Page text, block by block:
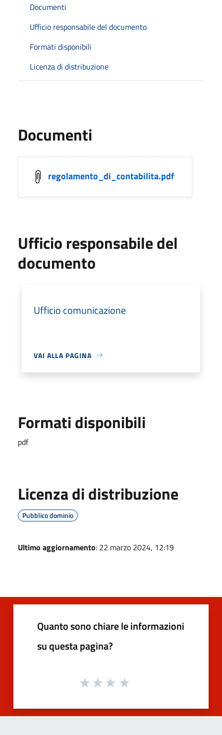
Documenti
Ufficio responsabile del documento
Formati disponibili
Licenza di distribuzione
Documenti
regolamento_di_contabilita.pdf
Ufficio responsabile del
documento
Ufficio comunicazione
VAI ALLA PAGINA
Formati disponibili
pdf
Licenza di distribuzione
Pubblico dominio
Ultimo aggiornamento: 22 marzo 2024, 12:19
Quanto sono chiare le informazioni
su questa pagina?